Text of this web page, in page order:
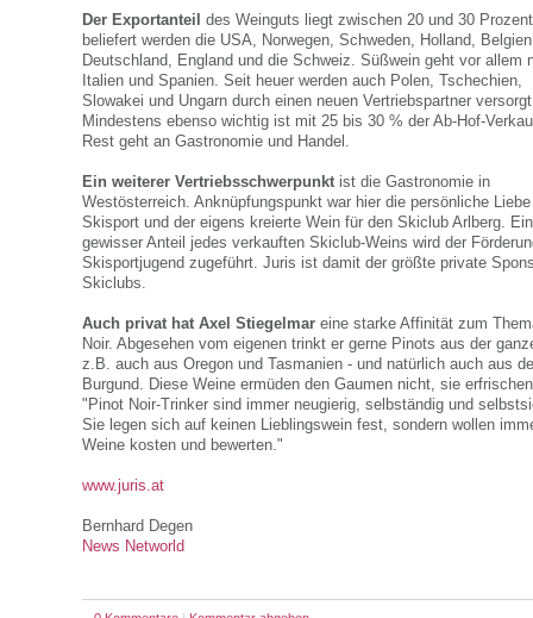
Der Exportanteil des Weinguts liegt zwischen 20 und 30
beliefert werden die USA, Norwegen, Schweden, Holland,
Deutschland, England und die Schweiz. Süßwein geht vor allem
Italien und Spanien. Seit heuer werden auch Polen, Tschechien,
Slowakei und Ungarn durch einen neuen Vertriebspartner
Mindestens ebenso wichtig ist mit 25 bis 30 % der Ab-Hof-
Rest geht an Gastronomie und Handel.
Ein weiterer Vertriebsschwerpunkt ist die Gastronomie in
Westösterreich. Anknüpfungspunkt war hier die persönliche
Skisport und der eigens kreierte Wein für den Skiclub Arlberg. Ein
gewisser Anteil jedes verkauften Skiclub-Weins wird der
Skisportjugend zugeführt. Juris ist damit der größte private
Skiclubs.
Auch privat hat Axel Stiegelmar eine starke Affinität zum
Noir. Abgesehen vom eigenen trinkt er gerne Pinots aus der
z.B. auch aus Oregon und Tasmanien - und natürlich auch aus
Burgund. Diese Weine ermüden den Gaumen nicht, sie
"Pinot Noir-Trinker sind immer neugierig, selbständig und
Sie legen sich auf keinen Lieblingswein fest, sondern wollen
Weine kosten und bewerten."
www.juris.at
Bernhard Degen
News Networld